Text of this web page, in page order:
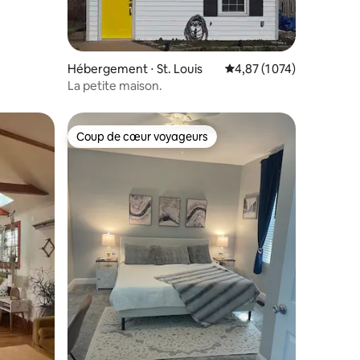
Hébergement ⋅ St. Louis Évaluation moyenne sur
4,87 (1 074)
La petite maison.
: 4,89 sur 5
Coup de cœur voyageurs
Coup de cœur voyageurs